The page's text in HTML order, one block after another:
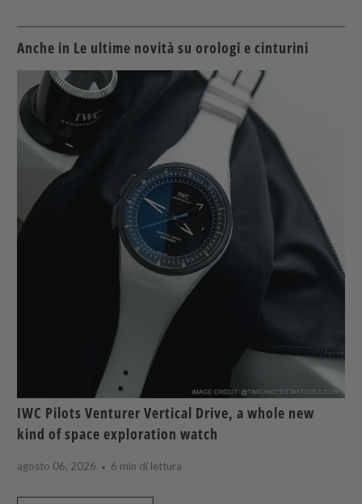
Anche in Le ultime novità su orologi e cinturini
IWC Pilots Venturer Vertical Drive, a whole new
kind of space exploration watch
agosto 06, 2026 6 min di lettura